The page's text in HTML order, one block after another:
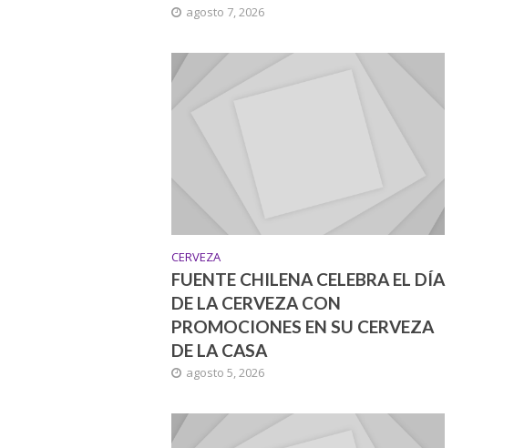
agosto 7, 2026
CERVEZA
FUENTE CHILENA CELEBRA EL DÍA
DE LA CERVEZA CON
PROMOCIONES EN SU CERVEZA
DE LA CASA
agosto 5, 2026